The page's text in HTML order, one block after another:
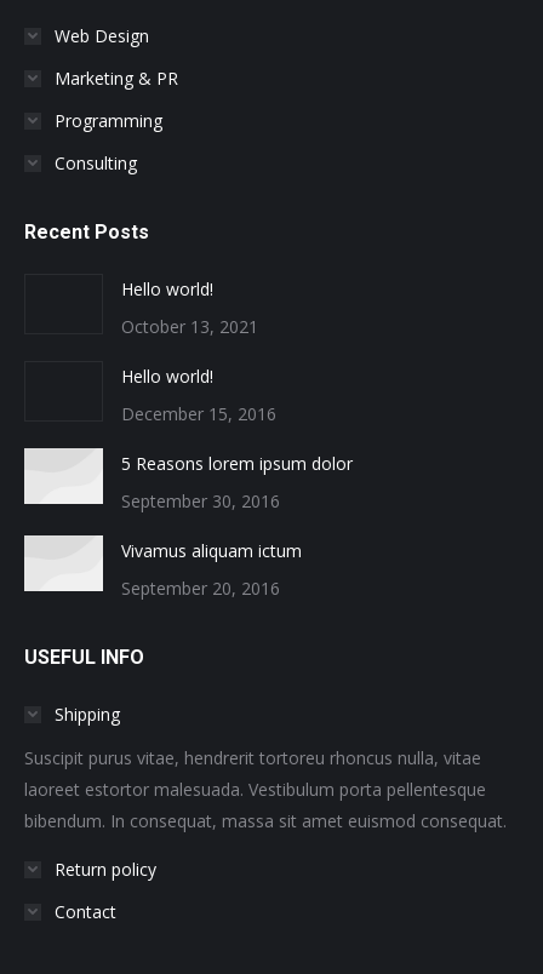
Web Design
Marketing & PR
Programming
Consulting
Recent Posts
Hello world!
October 13, 2021
Hello world!
December 15, 2016
5 Reasons lorem ipsum dolor
September 30, 2016
Vivamus aliquam ictum
September 20, 2016
USEFUL INFO
Shipping
Suscipit purus vitae, hendrerit tortoreu rhoncus nulla, vitae
laoreet estortor malesuada. Vestibulum porta pellentesque
bibendum. In consequat, massa sit amet euismod consequat.
Return policy
Contact